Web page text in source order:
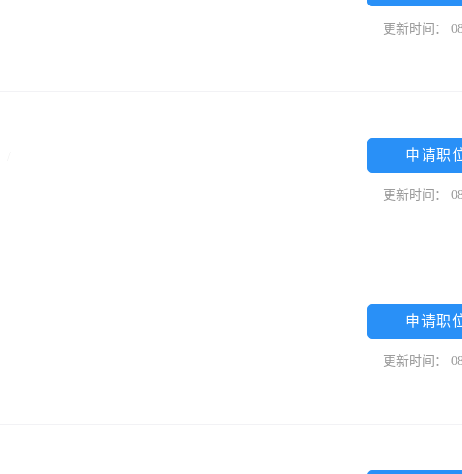
更新时间：
申请职
更新时间：
申请职
更新时间：